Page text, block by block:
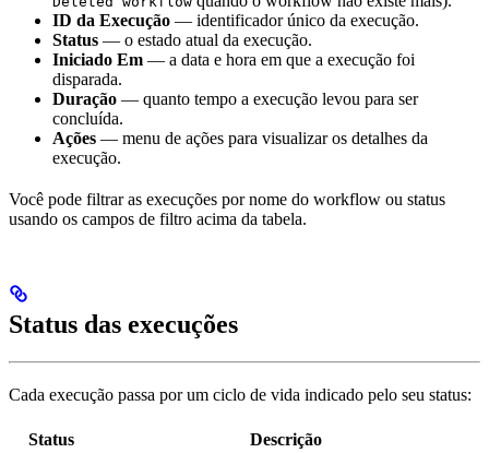
ID da Execução — identificador único da execução.
Status — o estado atual da execução.
Iniciado Em — a data e hora em que a execução foi
disparada.
Duração — quanto tempo a execução levou para ser
concluída.
Ações — menu de ações para visualizar os detalhes da
execução.
Você pode filtrar as execuções por nome do workflow ou status
usando os campos de filtro acima da tabela.
Status das execuções
Cada execução passa por um ciclo de vida indicado pelo seu status:
Status
Descrição